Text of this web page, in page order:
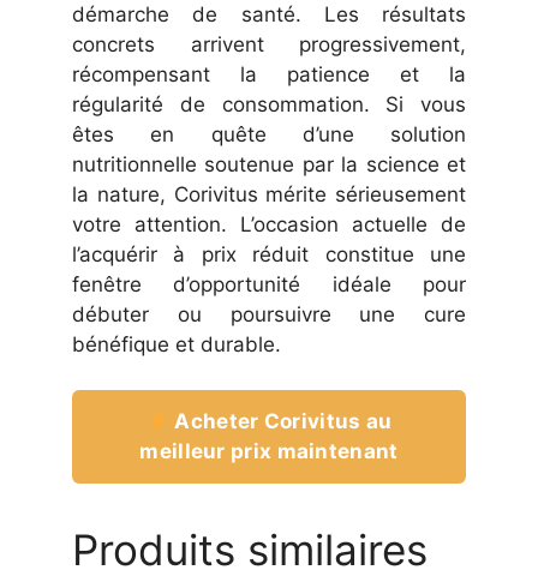
démarche de santé. Les résultats
concrets arrivent progressivement,
récompensant la patience et la
régularité de consommation. Si vous
êtes en quête d’une solution
nutritionnelle soutenue par la science et
la nature, Corivitus mérite sérieusement
votre attention. L’occasion actuelle de
l’acquérir à prix réduit constitue une
fenêtre d’opportunité idéale pour
débuter ou poursuivre une cure
bénéfique et durable.
Acheter Corivitus au
meilleur prix maintenant
Produits similaires